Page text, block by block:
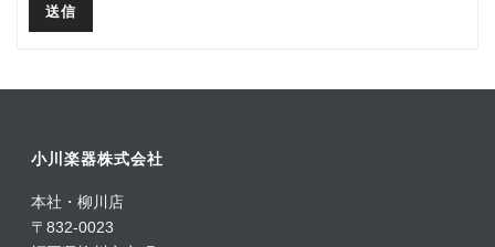
小川楽器株式会社
本社・柳川店
〒832-0023